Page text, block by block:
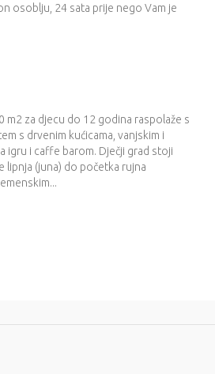
osoblju, 24 sata prije nego Vam je
m2 za djecu do 12 godina raspolaže s
s drvenim kućicama, vanjskim i
igru i caffe barom. Dječji grad stoji
lipnja (juna) do početka rujna